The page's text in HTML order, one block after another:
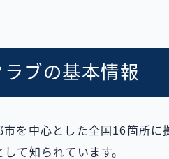
ブの基本情報
を中心とした全国16箇所に
て知られています。